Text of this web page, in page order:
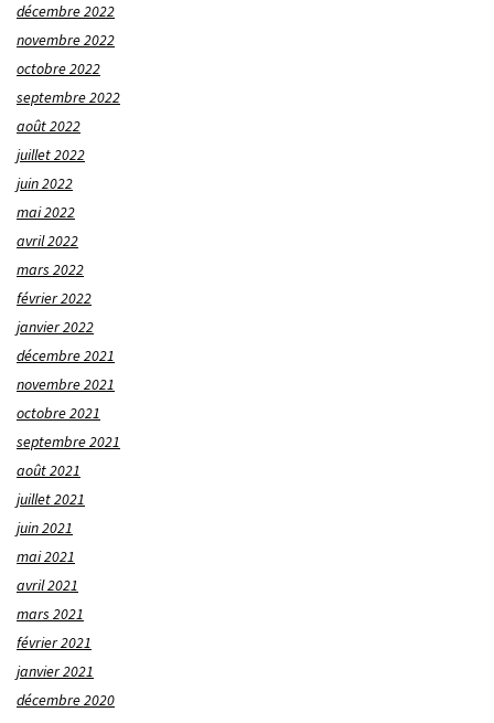
décembre 2022
novembre 2022
octobre 2022
septembre 2022
août 2022
juillet 2022
juin 2022
mai 2022
avril 2022
mars 2022
février 2022
janvier 2022
décembre 2021
novembre 2021
octobre 2021
septembre 2021
août 2021
juillet 2021
juin 2021
mai 2021
avril 2021
mars 2021
février 2021
janvier 2021
décembre 2020